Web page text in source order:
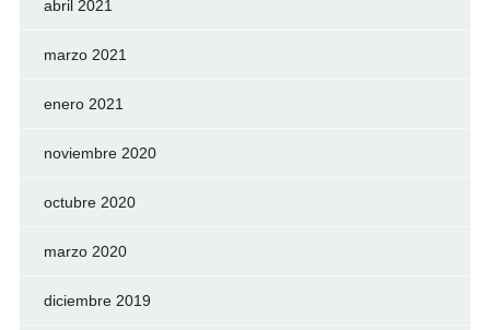
abril 2021
marzo 2021
enero 2021
noviembre 2020
octubre 2020
marzo 2020
diciembre 2019